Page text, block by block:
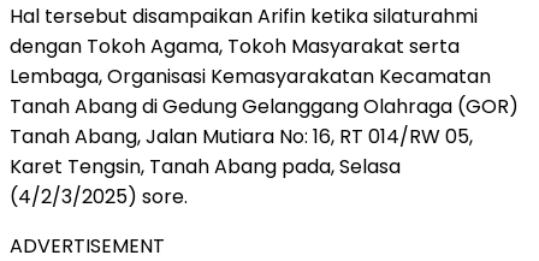
Hal tersebut disampaikan Arifin ketika silaturahmi
dengan Tokoh Agama, Tokoh Masyarakat serta
Lembaga, Organisasi Kemasyarakatan Kecamatan
Tanah Abang di Gedung Gelanggang Olahraga (GOR)
Tanah Abang, Jalan Mutiara No: 16, RT 014/RW 05,
Karet Tengsin, Tanah Abang pada, Selasa
(4/2/3/2025) sore.
ADVERTISEMENT